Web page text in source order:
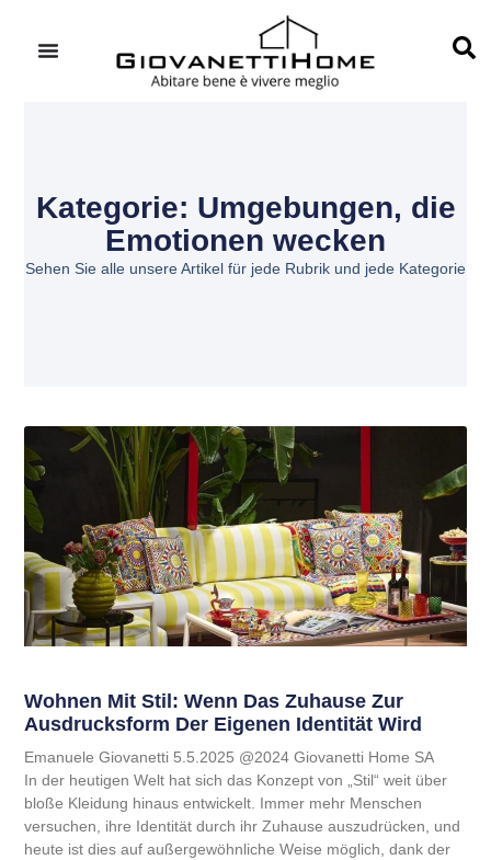
Kategorie: Umgebungen, die
Emotionen wecken
Sehen Sie alle unsere Artikel für jede Rubrik und jede Kategorie
Wohnen Mit Stil: Wenn Das Zuhause Zur
Ausdrucksform Der Eigenen Identität Wird
Emanuele Giovanetti 5.5.2025 @2024 Giovanetti Home SA
In der heutigen Welt hat sich das Konzept von „Stil“ weit über
bloße Kleidung hinaus entwickelt. Immer mehr Menschen
versuchen, ihre Identität durch ihr Zuhause auszudrücken, und
heute ist dies auf außergewöhnliche Weise möglich, dank der